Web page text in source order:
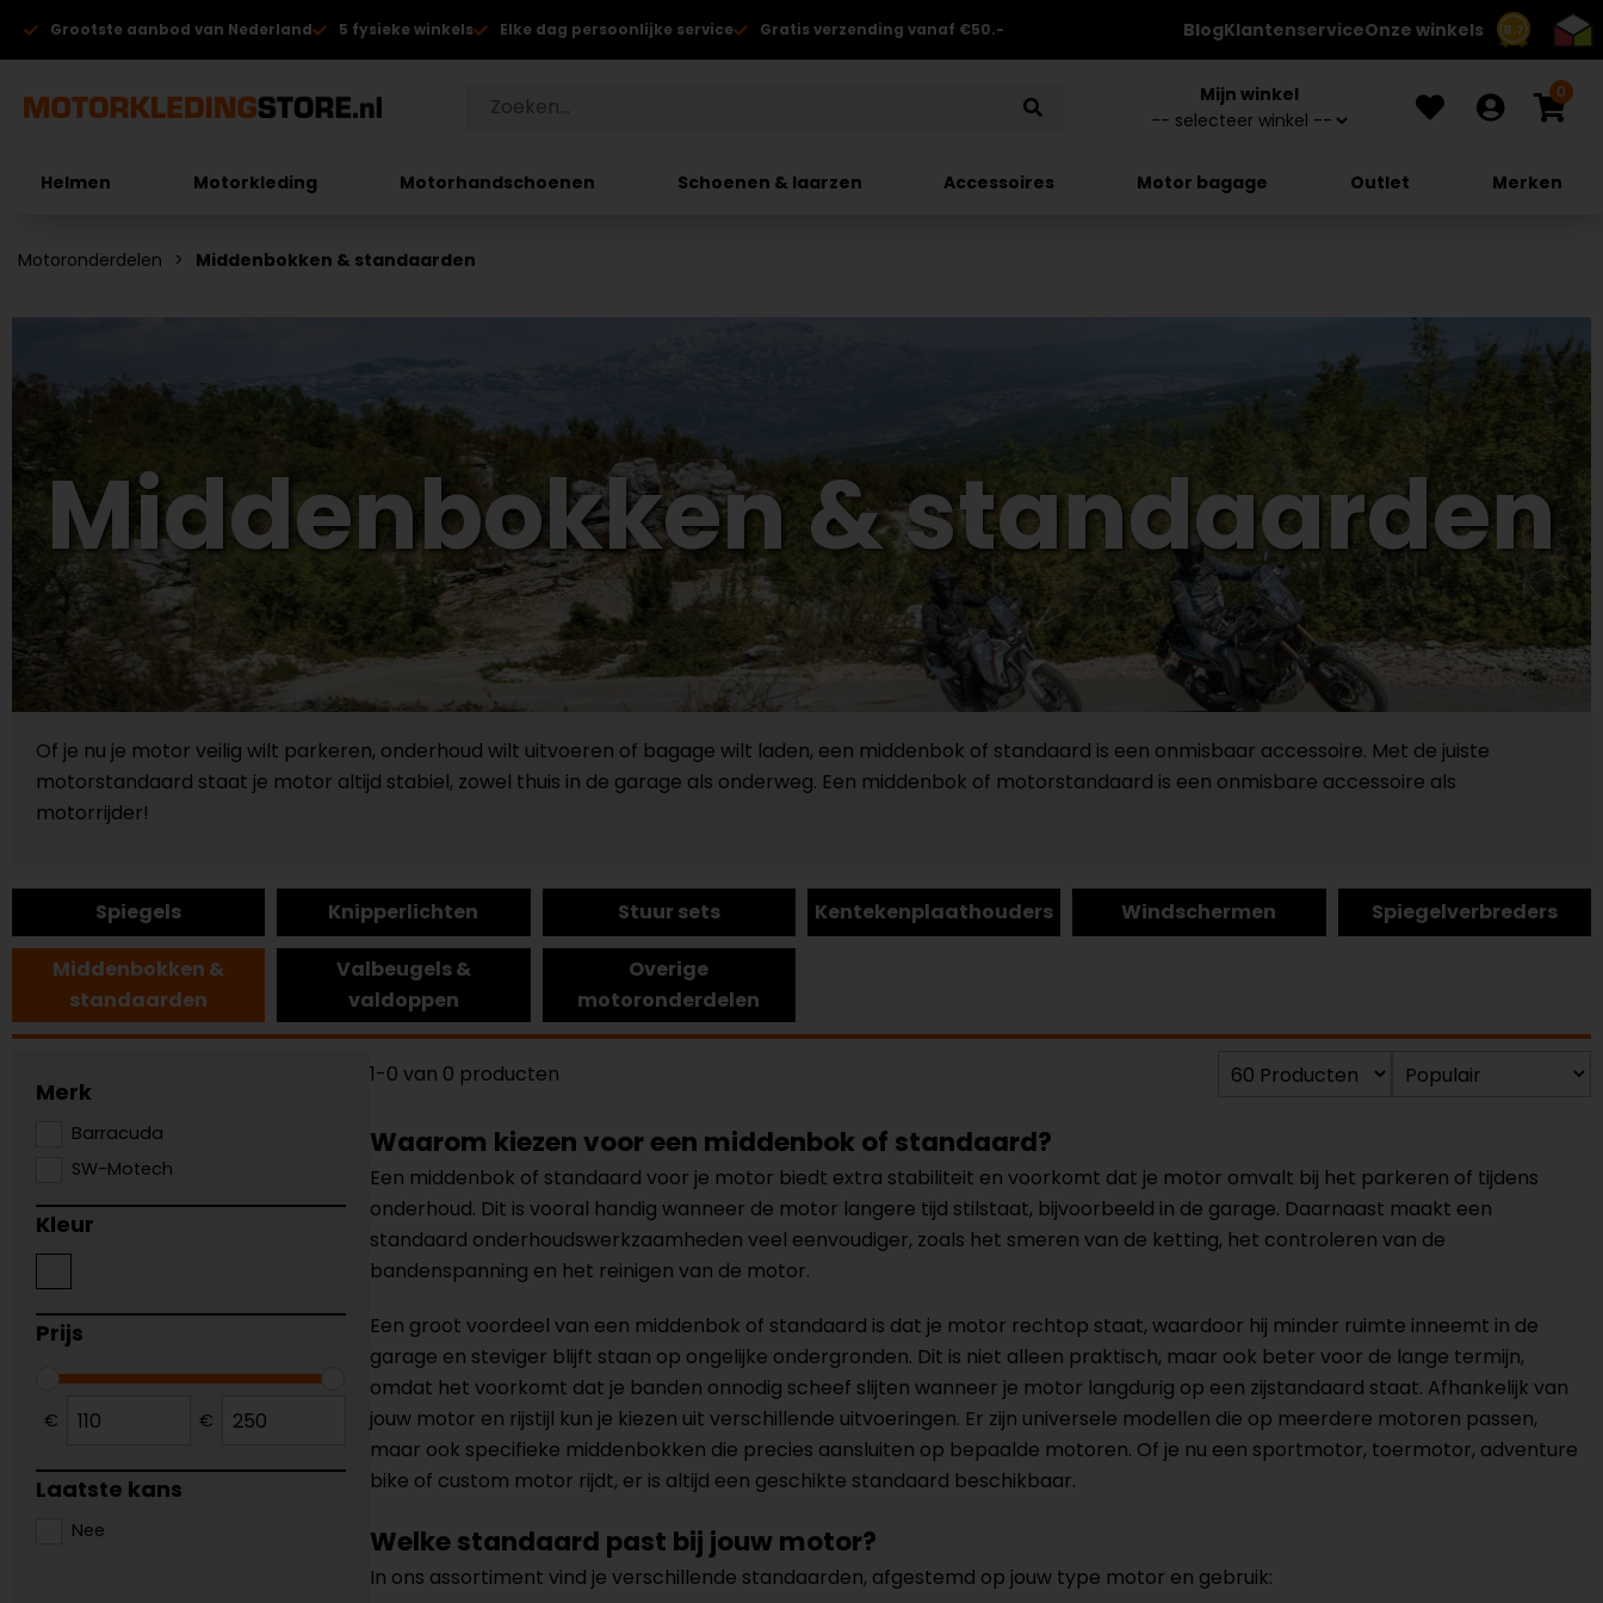
8.7
Grootste aanbod van Nederland 5 fysieke winkels Elke dag persoonlijke service Gratis verzending vanaf €50.- BlogKlantenserviceOnze winkels
Mijn winkel 0
Helmen Motorkleding Motorhandschoenen Schoenen & laarzen Accessoires Motor bagage Outlet Merken
Motoronderdelen Middenbokken & standaarden
Middenbokken & standaarden
Of je nu je motor veilig wilt parkeren, onderhoud wilt uitvoeren of bagage wilt laden, een middenbok of standaard is een onmisbaar accessoire. Met de juiste
motorstandaard staat je motor altijd stabiel, zowel thuis in de garage als onderweg. Een middenbok of motorstandaard is een onmisbare accessoire als
motorrijder!
Spiegels Knipperlichten Stuur sets Kentekenplaathouders Windschermen Spiegelverbreders
Middenbokken &
standaarden
Valbeugels &
valdoppen
Overige
motoronderdelen
Merk
Barracuda
SW-Motech
Kleur
Prijs
€ €
Laatste kans
Nee
1-0 van 0 producten
Waarom kiezen voor een middenbok of standaard?
Een middenbok of standaard voor je motor biedt extra stabiliteit en voorkomt dat je motor omvalt bij het parkeren of tijdens
onderhoud. Dit is vooral handig wanneer de motor langere tijd stilstaat, bijvoorbeeld in de garage. Daarnaast maakt een
standaard onderhoudswerkzaamheden veel eenvoudiger, zoals het smeren van de ketting, het controleren van de
bandenspanning en het reinigen van de motor.
Een groot voordeel van een middenbok of standaard is dat je motor rechtop staat, waardoor hij minder ruimte inneemt in de
garage en steviger blijft staan op ongelijke ondergronden. Dit is niet alleen praktisch, maar ook beter voor de lange termijn,
omdat het voorkomt dat je banden onnodig scheef slijten wanneer je motor langdurig op een zijstandaard staat. Afhankelijk van
jouw motor en rijstijl kun je kiezen uit verschillende uitvoeringen. Er zijn universele modellen die op meerdere motoren passen,
maar ook specifieke middenbokken die precies aansluiten op bepaalde motoren. Of je nu een sportmotor, toermotor, adventure
bike of custom motor rijdt, er is altijd een geschikte standaard beschikbaar.
Welke standaard past bij jouw motor?
In ons assortiment vind je verschillende standaarden, afgestemd op jouw type motor en gebruik: